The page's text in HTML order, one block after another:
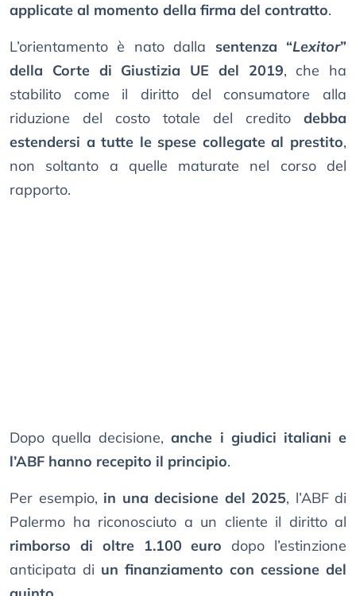
applicate al momento della firma del contratto.
L’orientamento è nato dalla sentenza “Lexitor”
della Corte di Giustizia UE del 2019, che ha
stabilito come il diritto del consumatore alla
riduzione del costo totale del credito debba
estendersi a tutte le spese collegate al prestito,
non soltanto a quelle maturate nel corso del
rapporto.
Dopo quella decisione,anche i giudici italiani e
l’ABF hanno recepito il principio.
Per esempio, in una decisione del 2025, l’ABF di
Palermo ha riconosciuto a un cliente il diritto al
rimborso di oltre 1.100 euro dopo l’estinzione
anticipata di un finanziamento con cessione del